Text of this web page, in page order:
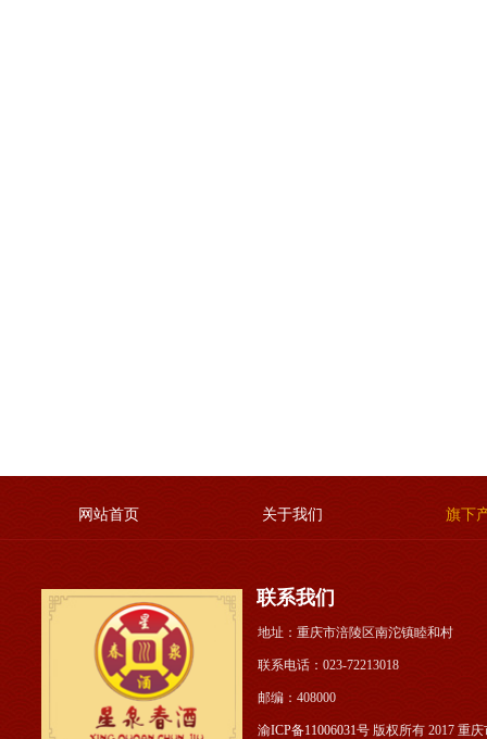
网站首页 关于我们 旗下
地址：重庆市涪陵区南沱镇睦
联系电话：023-
邮编：408000
渝ICP备11006031号 版权所有 2017 重
联系我们